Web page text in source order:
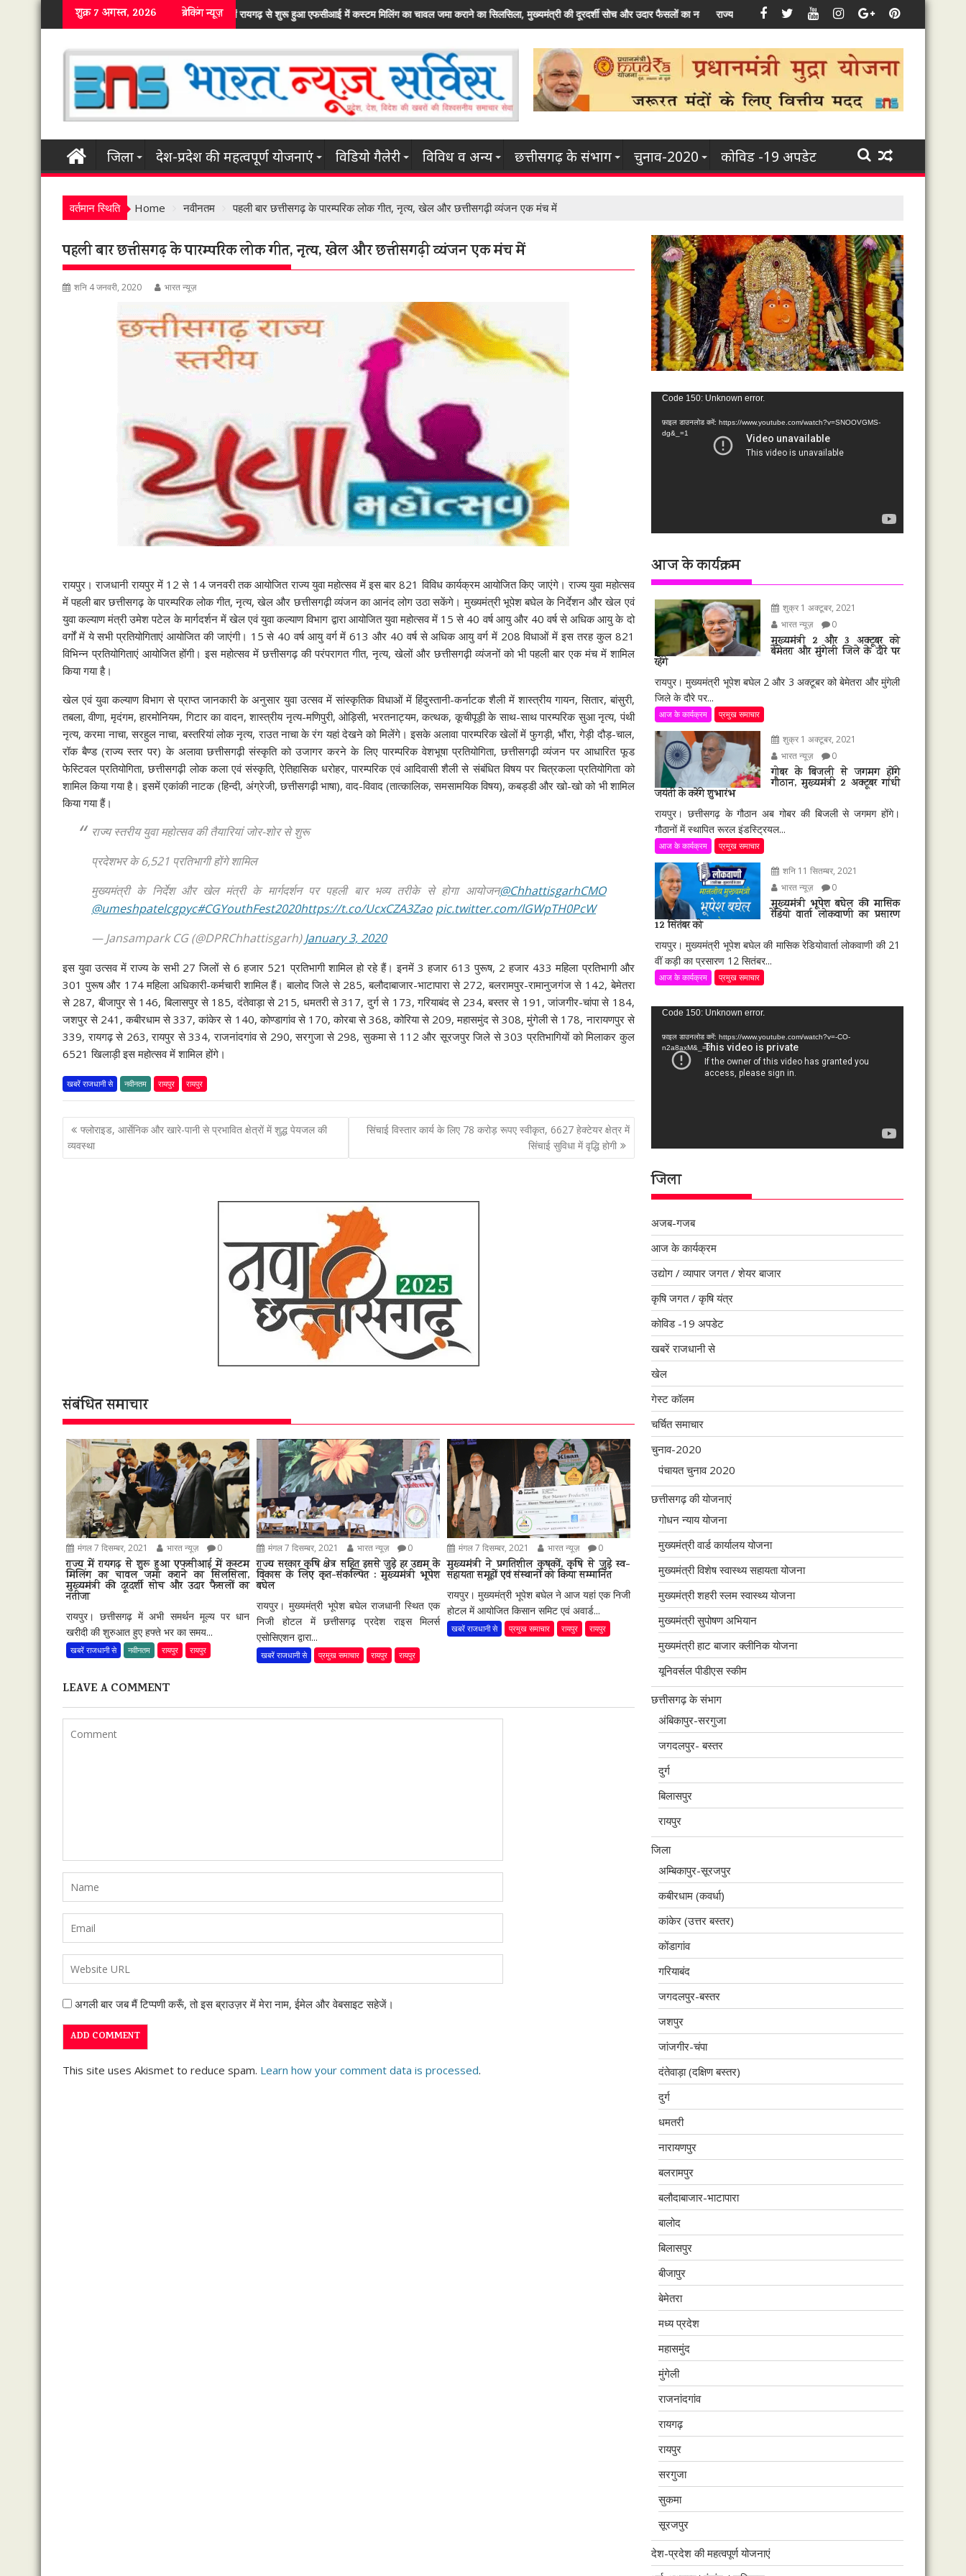
to
शुक्र 7 अगस्त, 2026 ब्रेकिंग न्यूज़
राज्य में रायगढ़ से शुरू हुआ एफसीआई में कस्टम मिलिंग का चावल जमा कराने का सिलसिला, मुख्यमंत्री की दूरदर्शी सोच और उदार फैसलों का नतीजाराज्य सरकार कृषि क्षेत्र सहित इससे जुड़े हर उद्यम के विकास के लिए कृत-संकल्पित : मुख्यमंत्री भूपेश बघेल
जिला देश-प्रदेश की महत्वपूर्ण योजनाएं विडियो गैलेरी विविध व अन्य छत्तीसगढ़ के संभाग चुनाव-2020 कोविड -19 अपडेट
वर्तमान स्थिति Home नवीनतम पहली बार छत्तीसगढ़ के पारम्परिक लोक गीत, नृत्य, खेल और छत्तीसगढ़ी व्यंजन एक मंच में
पहली बार छत्तीसगढ़ के पारम्परिक लोक गीत, नृत्य, खेल और छत्तीसगढ़ी व्यंजन एक मंच में
शनि 4 जनवरी, 2020 भारत न्यूज़
रायपुर। राजधानी रायपुर में 12 से 14 जनवरी तक आयोजित राज्य युवा महोत्सव में इस बार 821 विविध कार्यक्रम आयोजित किए जाएंगे। राज्य युवा महोत्सव
में पहली बार छत्तीसगढ़ के पारम्परिक लोक गीत, नृत्य, खेल और छत्तीसगढ़ी व्यंजन का आनंद लोग उठा सकेंगे। मुख्यमंत्री भूपेश बघेल के निर्देशन और खेल एवं
युवा कल्याण मंत्री उमेश पटेल के मार्गदर्शन में खेल एवं युवा कल्याण विभाग द्वारा आयोजित युवा महोत्सव में 15 से 40 वर्ष आयु और 40 वर्ष से अधिक आयु के दो
वर्गों में ये सभी प्रतियोगिताएं आयोजित की जाएंगी। 15 से 40 वर्ष आयु वर्ग में 613 और 40 वर्ष से अधिक आयु वर्ग में 208 विधाओं में इस तरह कुल 821
विभिन्न प्रतियोगिताएं आयोजित होंगी। इस महोत्सव में छत्तीसगढ़ की परंपरागत गीत, नृत्य, खेलों और छत्तीसगढ़ी व्यंजनों को भी पहली बार एक मंच में शामिल
किया गया है।
खेल एवं युवा कल्याण विभाग से प्राप्त जानकारी के अनुसार युवा उत्सव में सांस्कृतिक विधाओं में हिंदुस्तानी-कर्नाटक शैली में शास्त्रीय गायन, सितार, बांसुरी,
तबला, वीणा, मृदंगम, हारमोनियम, गिटार का वादन, शास्त्रीय नृत्य-मणिपुरी, ओड़िसी, भरतनाट्यम, कत्थक, कूचीपूड़ी के साथ-साथ पारम्परिक सुआ नृत्य, पंथी
नृत्य, करमा नाचा, सरहुल नाचा, बस्तरियां लोक नृत्य, राउत नाचा के रंग यहां देखने को मिलेंगे। इसके अलावा पारम्परिक खेलों में फुगड़ी, भौंरा, गेड़ी दौड़-चाल,
रॉक बैण्ड (राज्य स्तर पर) के अलावा छत्तीसगढ़ी संस्कृति को उजागर करने के लिए पारम्परिक वेशभूषा प्रतियोगिता, छत्तीसगढ़ी व्यंजन पर आधारित फूड
फेस्टिवल प्रतियोगिता, छत्तीसगढ़ी लोक कला एवं संस्कृति, ऐतिहासिक धरोहर, पारम्परिक एवं आदिवासी शैली से संबंधित विषय पर चित्रकला प्रतियोगिता को
शामिल किया गया है। इसमें एकांकी नाटक (हिन्दी, अंग्रेजी, छत्तीसगढ़ी भाषा), वाद-विवाद (तात्कालिक, समसामयिक विषय), कबड्डी और खो-खो को भी शामिल
किया गया हैं।
राज्य स्तरीय युवा महोत्सव की तैयारियां जोर-शोर से शुरू
प्रदेशभर के 6,521 प्रतिभागी होंगे शामिल
मुख्यमंत्री के निर्देश और खेल मंत्री के मार्गदर्शन पर पहली बार भव्य तरीके से होगा आयोजन@ChhattisgarhCMO
@umeshpatelcgpyc#CGYouthFest2020https://t.co/UcxCZA3Zao pic.twitter.com/lGWpTH0PcW
— Jansampark CG (@DPRChhattisgarh)January 3, 2020
इस युवा उत्सव में राज्य के सभी 27 जिलों से 6 हजार 521 प्रतिभागी शामिल हो रहे हैं। इनमें 3 हजार 613 पुरूष, 2 हजार 433 महिला प्रतिभागी और
301 पुरूष और 174 महिला अधिकारी-कर्मचारी शामिल हैं। बालोद जिले से 285, बलौदाबाजार-भाटापारा से 272, बलरामपुर-रामानुजगंज से 142, बेमेतरा
से 287, बीजापुर से 146, बिलासपुर से 185, दंतेवाड़ा से 215, धमतरी से 317, दुर्ग से 173, गरियाबंद से 234, बस्तर से 191, जांजगीर-चांपा से 184,
जशपुर से 241, कबीरधाम से 337, कांकेर से 140, कोण्डागांव से 170, कोरबा से 368, कोरिया से 209, महासमुंद से 308, मुंगेली से 178, नारायणपुर से
339, रायगढ़ से 263, रायपुर से 334, राजनांदगांव से 290, सरगुजा से 298, सुकमा से 112 और सूरजपुर जिले से 303 प्रतिभागियों को मिलाकर कुल
6521 खिलाड़ी इस महोत्सव में शामिल होंगे।
खबरें राजधानी से नवीनतम रायपुर रायपुर
पोस्ट
नेविगेशन
फ्लोराइड, आर्सेनिक और खारे-पानी से प्रभावित क्षेत्रों में शुद्ध पेयजल की
व्यवस्था
सिंचाई विस्तार कार्य के लिए 78 करोड़ रूपए स्वीकृत, 6627 हेक्टेयर क्षेत्र में
सिंचाई सुविधा में वृद्धि होगी
संबंधित समाचार
मंगल 7 दिसम्बर, 2021 भारत न्यूज़ 0
राज्य में रायगढ़ से शुरू हुआ एफसीआई में कस्टम
मिलिंग का चावल जमा कराने का सिलसिला,
मुख्यमंत्री की दूरदर्शी सोच और उदार फैसलों का
नतीजा
रायपुर। छत्तीसगढ़ में अभी समर्थन मूल्य पर धान
खरीदी की शुरुआत हुए हफ्ते भर का समय...
खबरें राजधानी से नवीनतम रायपुर रायपुर
मंगल 7 दिसम्बर, 2021 भारत न्यूज़ 0
राज्य सरकार कृषि क्षेत्र सहित इससे जुड़े हर उद्यम के
विकास के लिए कृत-संकल्पित : मुख्यमंत्री भूपेश
बघेल
रायपुर। मुख्यमंत्री भूपेश बघेल राजधानी स्थित एक
निजी होटल में छत्तीसगढ़ प्रदेश राइस मिलर्स
एसोसिएशन द्वारा...
खबरें राजधानी से प्रमुख समाचार रायपुर रायपुर
मंगल 7 दिसम्बर, 2021 भारत न्यूज़ 0
मुख्यमंत्री ने प्रगतिशील कृषकों, कृषि से जुड़े स्व-
सहायता समूहों एवं संस्थानों को किया सम्मानित
रायपुर। मुख्यमंत्री भूपेश बघेल ने आज यहां एक निजी
होटल में आयोजित किसान समिट एवं अवार्ड...
खबरें राजधानी से प्रमुख समाचार रायपुर रायपुर
LEAVE A COMMENT
अगली बार जब मैं टिप्पणी करूँ, तो इस ब्राउज़र में मेरा नाम, ईमेल और वेबसाइट सहेजें।
This site uses Akismet to reduce spam. Learn how your comment data is processed.
वीडियो
प्लेयर
Code 150: Unknown error.
फ़ाइल डाउनलोड करें: https://www.youtube.com/watch?v=SNOOVGMS-
dg&_=1
आज के कार्यक्रम
शुक्र 1 अक्टूबर, 2021
भारत न्यूज़
0
मुख्यमंत्री 2 और 3 अक्टूबर को
बेमेतरा और मुंगेली जिले के दौरे पर
रहेंगे
रायपुर। मुख्यमंत्री भूपेश बघेल 2 और 3 अक्टूबर को बेमेतरा और मुंगेली
जिले के दौरे पर...
आज के कार्यक्रम प्रमुख समाचार
शुक्र 1 अक्टूबर, 2021
भारत न्यूज़
0
गोबर के बिजली से जगमग होंगे
गौठान, मुख्यमंत्री 2 अक्टूबर गांधी
जयंती के करेंगे शुभारंभ
रायपुर। छत्तीसगढ़ के गौठान अब गोबर की बिजली से जगमग होंगे।
गौठानों में स्थापित रूरल इंडस्ट्रियल...
आज के कार्यक्रम प्रमुख समाचार
शनि 11 सितम्बर, 2021
भारत न्यूज़
0
मुख्यमंत्री भूपेश बघेल की मासिक
रेडियो वार्ता लोकवाणी का प्रसारण
12 सितंबर को
रायपुर। मुख्यमंत्री भूपेश बघेल की मासिक रेडियोवार्ता लोकवाणी की 21
वीं कड़ी का प्रसारण 12 सितंबर...
आज के कार्यक्रम प्रमुख समाचार
वीडियो
प्लेयर
Code 150: Unknown error.
फ़ाइल डाउनलोड करें: https://www.youtube.com/watch?v=-CO-
n2a8axM&_=2
जिला
अजब-गजब
आज के कार्यक्रम
उद्योग / व्यापार जगत / शेयर बाजार
कृषि जगत / कृषि यंत्र
कोविड -19 अपडेट
खबरें राजधानी से
खेल
गेस्ट कॉलम
चर्चित समाचार
चुनाव-2020
पंचायत चुनाव 2020
छत्तीसगढ़ की योजनाएं
गोधन न्याय योजना
मुख्यमंत्री वार्ड कार्यालय योजना
मुख्यमंत्री विशेष स्वास्थ्य सहायता योजना
मुख्यमंत्री शहरी स्लम स्वास्थ्य योजना
मुख्यमंत्री सुपोषण अभियान
मुख्यमंत्री हाट बाजार क्लीनिक योजना
यूनिवर्सल पीडीएस स्कीम
छत्तीसगढ़ के संभाग
अंबिकापुर-सरगुजा
जगदलपुर- बस्तर
दुर्ग
बिलासपुर
रायपुर
जिला
अम्बिकापुर-सूरजपुर
कबीरधाम (कवर्धा)
कांकेर (उत्तर बस्तर)
कोंडागांव
गरियाबंद
जगदलपुर-बस्तर
जशपुर
जांजगीर-चंपा
दंतेवाड़ा (दक्षिण बस्तर)
दुर्ग
धमतरी
नारायणपुर
बलरामपुर
बलौदाबाजार-भाटापारा
बालोद
बिलासपुर
बीजापुर
बेमेतरा
मध्य प्रदेश
महासमुंद
मुंगेली
राजनांदगांव
रायगढ़
रायपुर
सरगुजा
सुकमा
सूरजपुर
देश-प्रदेश की महत्वपूर्ण योजनाएं